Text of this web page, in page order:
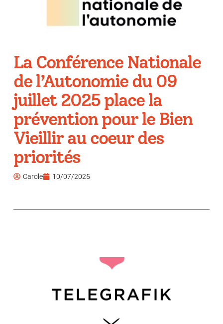
La Conférence Nationale
de l’Autonomie du 09
juillet 2025 place la
prévention pour le Bien
Vieillir au coeur des
priorités
Carole 10/07/2025